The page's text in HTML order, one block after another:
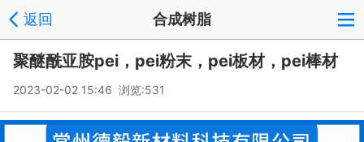
返回 合成树脂
聚醚酰亚胺pei，pei粉末，pei板材，pei棒材
2023-02-02 15:46 浏览:531